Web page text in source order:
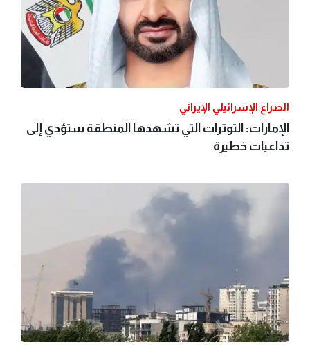
الصراع الإسرائيلي الإيراني
الإمارات: التوترات التي تشهدها المنطقة ستؤدي إلى
تداعيات خطيرة